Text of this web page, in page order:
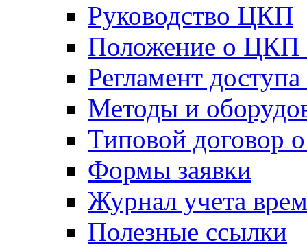
Руководство ЦКП
Положение о
Регламент
Методы и
Типовой договор
Формы заявки
Журнал учета
Полезные ссылки